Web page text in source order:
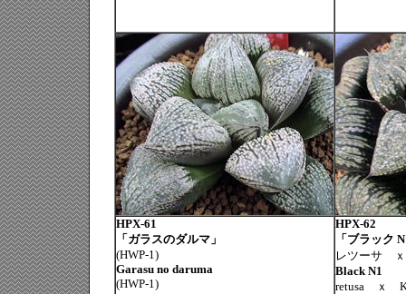
HPX-61
「ガラスのダルマ」
(HWP-1)
Garasu no daruma
(HWP-1)
HPX-62
「ブラック
レツーサ
Black N1
retusa ｘ